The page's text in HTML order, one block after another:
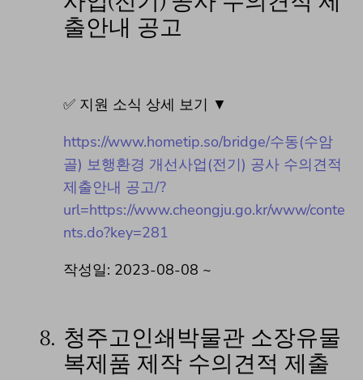
출안내 공고
✅ 지원 소식 상세 보기 ▼
https://www.hometip.so/bridge/수동(수암
골) 보행환경 개선사업(전기) 공사 수의견적
제출안내 공고/?
url=https://www.cheongju.go.kr/www/conte
nts.do?key=281
작성일: 2023-08-08 ~
8. 청주고인쇄박물관 소장유물
복제품 제작 수의견적 제출